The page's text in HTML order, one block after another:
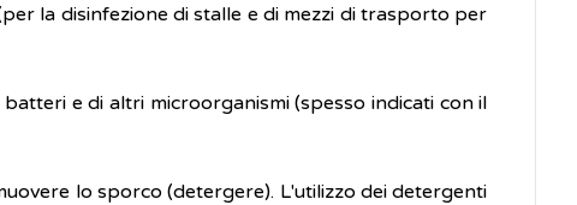
la disinfezione di stalle e di mezzi di trasporto per
e di altri microorganismi (spesso indicati con il
lo sporco (detergere). L'utilizzo dei detergenti